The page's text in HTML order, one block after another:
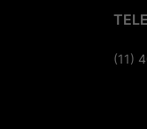
(11)